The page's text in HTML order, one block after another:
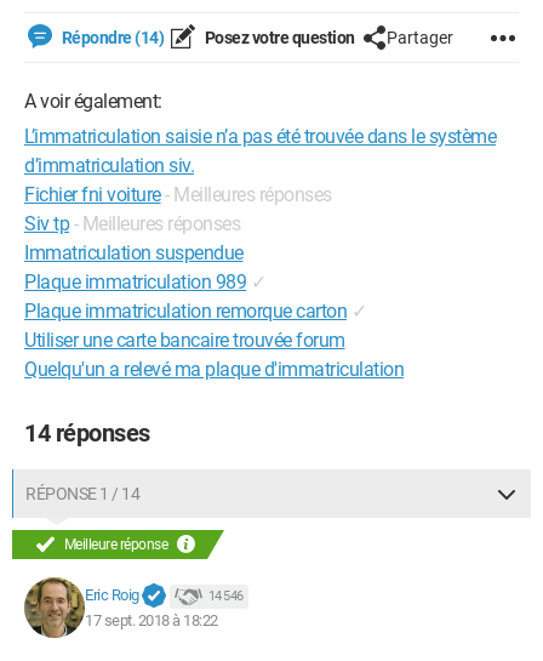
Répondre (14) Posez votre question Partager
A voir également:
L’immatriculation saisie n’a pas été trouvée dans le système
d’immatriculation siv.
Fichier fni voiture- Meilleures réponses
Siv tp - Meilleures réponses
Immatriculation suspendue
Plaque immatriculation 989 ✓
Plaque immatriculation remorque carton ✓
Utiliser une carte bancaire trouvée forum
Quelqu'un a relevé ma plaque d'immatriculation
14 réponses
RÉPONSE 1 / 14
Meilleure réponse
Eric Roig 14 546
17 sept. 2018 à 18:22